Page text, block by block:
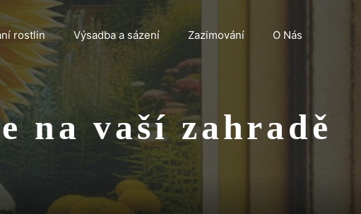
rostlin Výsadba a sázení Zazimování O Nás
na vaší zahradě